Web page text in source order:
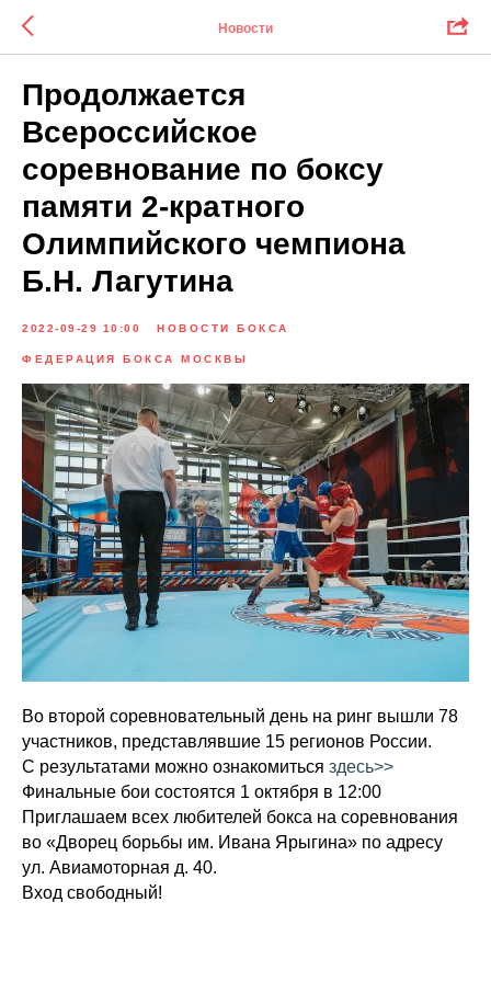
Новости
Продолжается
Всероссийское
соревнование по боксу
памяти 2-кратного
Олимпийского чемпиона
Б.Н. Лагутина
2022-09-29 10:00 НОВОСТИ БОКСА
ФЕДЕРАЦИЯ БОКСА МОСКВЫ
Во второй соревновательный день на ринг вышли 78
участников, представлявшие 15 регионов России.
С результатами можно ознакомиться здесь>>
Финальные бои состоятся 1 октября в 12:00
Приглашаем всех любителей бокса на соревнования
во «Дворец борьбы им. Ивана Ярыгина» по адресу
ул. Авиамоторная д. 40.
Вход свободный!